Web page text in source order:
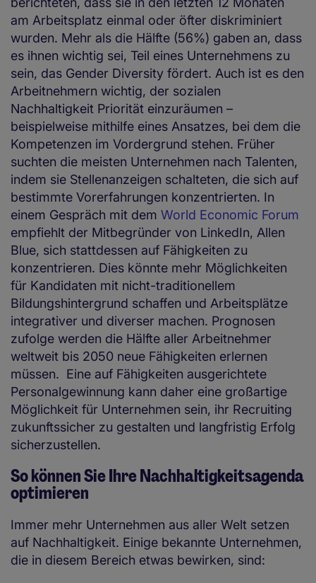
am Arbeitsplatz einmal oder öfter diskriminiert
wurden. Mehr als die Hälfte (56%) gaben an, dass
es ihnen wichtig sei, Teil eines Unternehmens zu
sein, das Gender Diversity fördert. Auch ist es den
Arbeitnehmern wichtig, der sozialen
Nachhaltigkeit Priorität einzuräumen –
beispielweise mithilfe eines Ansatzes, bei dem die
Kompetenzen im Vordergrund stehen. Früher
suchten die meisten Unternehmen nach Talenten,
indem sie Stellenanzeigen schalteten, die sich auf
bestimmte Vorerfahrungen konzentrierten. In
einem Gespräch mit dem World Economic Forum
empfiehlt der Mitbegründer von LinkedIn, Allen
Blue, sich stattdessen auf Fähigkeiten zu
konzentrieren. Dies könnte mehr Möglichkeiten
für Kandidaten mit nicht-traditionellem
Bildungshintergrund schaffen und Arbeitsplätze
integrativer und diverser machen. Prognosen
zufolge werden die Hälfte aller Arbeitnehmer
weltweit bis 2050 neue Fähigkeiten erlernen
müssen. Eine auf Fähigkeiten ausgerichtete
Personalgewinnung kann daher eine großartige
Möglichkeit für Unternehmen sein, ihr Recruiting
zukunftssicher zu gestalten und langfristig Erfolg
sicherzustellen.
So können Sie Ihre Nachhaltigkeitsagenda
optimieren
Immer mehr Unternehmen aus aller Welt setzen
auf Nachhaltigkeit. Einige bekannte Unternehmen,
die in diesem Bereich etwas bewirken, sind: